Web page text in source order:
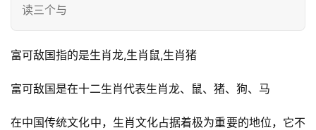
读三个与
富可敌国指的是生肖龙,生肖鼠,生肖猪
富可敌国是在十二生肖代表生肖龙、鼠、猪、狗、马
在中国传统文化中，生肖文化占据着极为重要的地位，它不